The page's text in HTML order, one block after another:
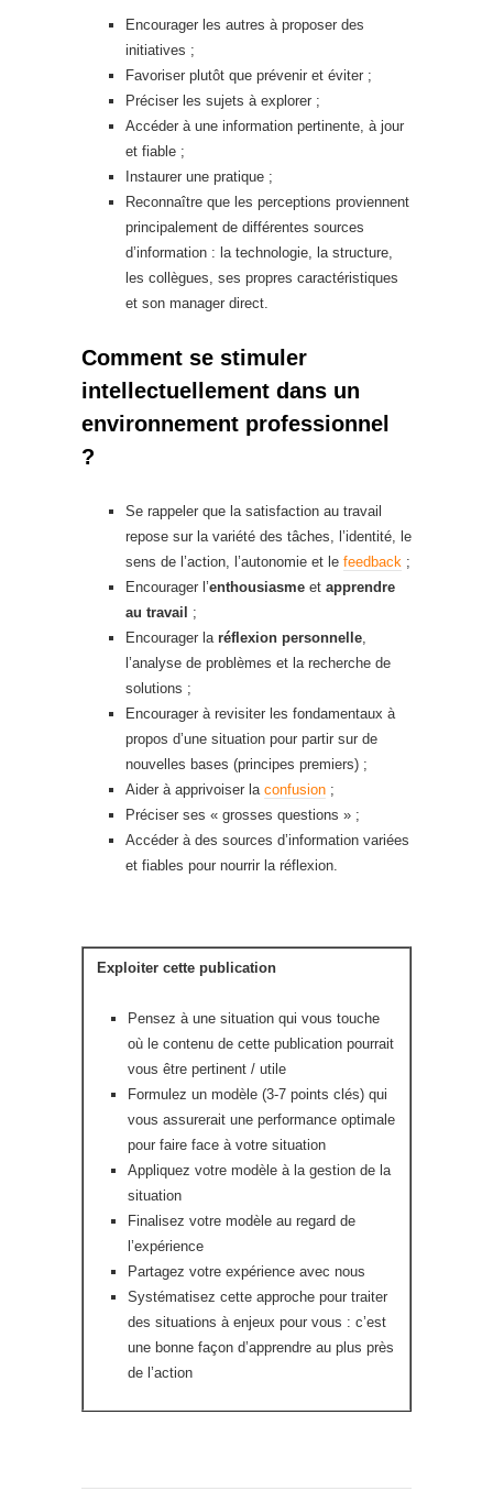
Encourager les autres à proposer des
initiatives ;
Favoriser plutôt que prévenir et éviter ;
Préciser les sujets à explorer ;
Accéder à une information pertinente, à jour
et fiable ;
Instaurer une pratique ;
Reconnaître que les perceptions proviennent
principalement de différentes sources
d’information : la technologie, la structure,
les collègues, ses propres caractéristiques
et son manager direct.
Comment se stimuler
intellectuellement dans un
environnement professionnel
?
Se rappeler que la satisfaction au travail
repose sur la variété des tâches, l’identité, le
sens de l’action, l’autonomie et le feedback ;
Encourager l’enthousiasme et apprendre
au travail
;
Encourager la réflexion personnelle,
l’analyse de problèmes et la recherche de
solutions ;
Encourager à revisiter les fondamentaux à
propos d’une situation pour partir sur de
nouvelles bases (principes premiers) ;
Aider à apprivoiser la confusion ;
Préciser ses « grosses questions » ;
Accéder à des sources d’information variées
et fiables pour nourrir la réflexion.
Exploiter cette publication
Pensez à une situation qui vous touche
où le contenu de cette publication pourrait
vous être pertinent / utile
Formulez un modèle (3-7 points clés) qui
vous assurerait une performance optimale
pour faire face à votre situation
Appliquez votre modèle à la gestion de la
situation
Finalisez votre modèle au regard de
l’expérience
Partagez votre expérience avec nous
Systématisez cette approche pour traiter
des situations à enjeux pour vous : c’est
une bonne façon d’apprendre au plus près
de l’action